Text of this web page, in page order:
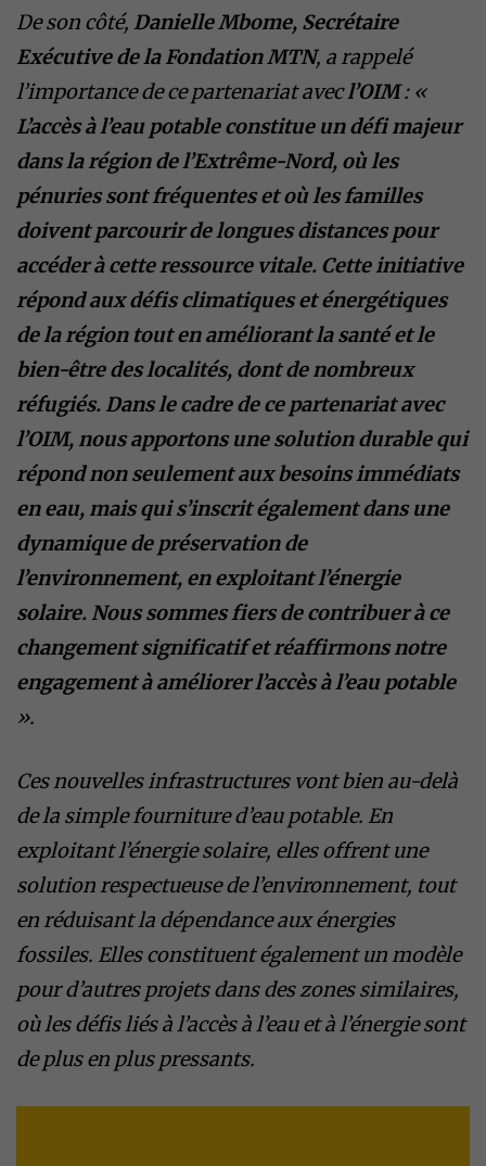
De son côté, Danielle Mbome, Secrétaire
Exécutive de la Fondation MTN, a rappelé
l’importance de ce partenariat avecl’OIM: «
L’accès à l’eau potable constitue un défi majeur
dans la région de l’Extrême-Nord, où les
pénuries sont fréquentes et où les familles
doivent parcourir de longues distances pour
accéder à cette ressource vitale. Cette initiative
répond aux défis climatiques et énergétiques
de la région tout en améliorant la santé et le
bien-être des localités, dont de nombreux
réfugiés. Dans le cadre de ce partenariat avec
l’OIM, nous apportons une solution durable qui
répond non seulement aux besoins immédiats
en eau, mais qui s’inscrit également dans une
dynamique de préservation de
l’environnement, en exploitant l’énergie
solaire. Nous sommes fiers de contribuer à ce
changement significatif et réaffirmons notre
engagement à améliorer l’accès à l’eau potable
».
Ces nouvelles infrastructures vont bien au-delà
de la simple fourniture d’eau potable. En
exploitant l’énergie solaire, elles offrent une
solution respectueuse de l’environnement, tout
en réduisant la dépendance aux énergies
fossiles. Elles constituent également un modèle
pour d’autres projets dans des zones similaires,
où les défis liés à l’accès à l’eau et à l’énergie sont
de plus en plus pressants.